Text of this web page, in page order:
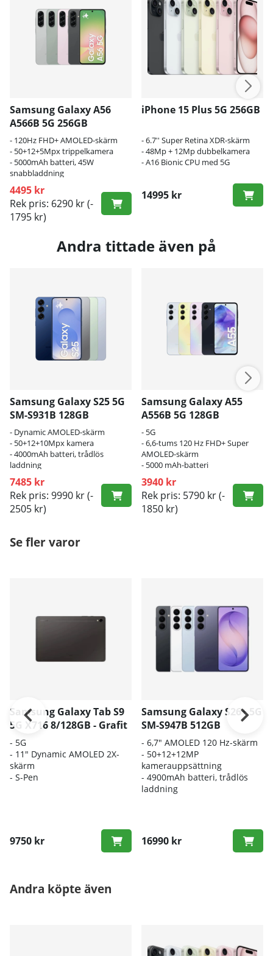
Samsung Galaxy A56
A566B 5G 256GB
- 120Hz FHD+ AMOLED-skärm
- 50+12+5Mpx trippelkamera
- 5000mAh batteri, 45W
snabbladdning
4495 kr
Rek pris: 6290 kr(-
1795 kr)
iPhone 15 Plus 5G 256GB
- 6.7'' Super Retina XDR-skärm
- 48Mp + 12Mp dubbelkamera
- A16 Bionic CPU med 5G
14995 kr
Andra tittade även på
Samsung Galaxy S25 5G
SM-S931B 128GB
- Dynamic AMOLED-skärm
- 50+12+10Mpx kamera
- 4000mAh batteri, trådlös
laddning
7485 kr
Rek pris: 9990 kr(-
2505 kr)
Samsung Galaxy A55
A556B 5G 128GB
- 5G
- 6,6-tums 120 Hz FHD+ Super
AMOLED-skärm
- 5000 mAh-batteri
3940 kr
Rek pris: 5790 kr(-
1850 kr)
Se fler varor
Samsung Galaxy Tab S9
5G X716 8/128GB - Grafit
- 5G
- 11" Dynamic AMOLED 2X-
skärm
- S-Pen
9750 kr
Samsung Galaxy S26+ 5G
SM-S947B 512GB
- 6,7" AMOLED 120 Hz-skärm
- 50+12+12MP
kamerauppsättning
- 4900mAh batteri, trådlös
laddning
16990 kr
Andra köpte även